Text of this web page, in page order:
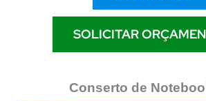
SOLICITAR
Conserto de